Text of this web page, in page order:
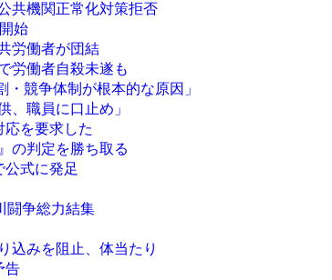
共機関正常化対策拒否
始
労働者が団結
労働者自殺未遂も
競争体制が根本的な原因」
、職員に口止め」
を要求した
の判定を勝ち取る
公式に発足
闘争総力結集
込みを阻止、体当たり
告